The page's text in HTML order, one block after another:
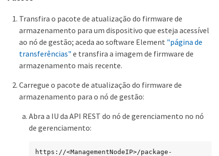
Transfira o pacote de atualização do firmware de
armazenamento para um dispositivo que esteja acessível
ao nó de gestão; aceda ao software Element "página de
transferências" e transfira a imagem de firmware de
armazenamento mais recente.
Carregue o pacote de atualização do firmware de
armazenamento para o nó de gestão:
Abra a IU da API REST do nó de gerenciamento no nó
de gerenciamento:
https://<ManagementNodeIP>/package-